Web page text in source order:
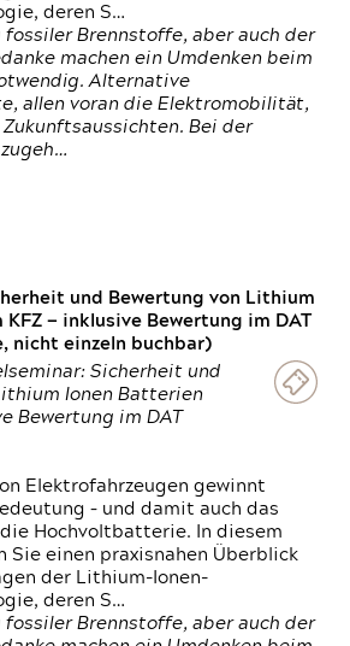
deren S…
fossiler Brennstoffe, aber auch der
machen ein Umdenken beim
Alternative
allen voran die Elektromobilität,
Bei der
und Bewertung von Lithium
KFZ — inklusive Bewertung im DAT
nicht einzeln buchbar)
Sicherheit und
Ionen Batterien
Bewertung im DAT
Elektrofahrzeugen gewinnt
– und damit auch das
Hochvoltbatterie. In diesem
Sie einen praxisnahen Überblick
der Lithium-Ionen-
deren S…
fossiler Brennstoffe, aber auch der